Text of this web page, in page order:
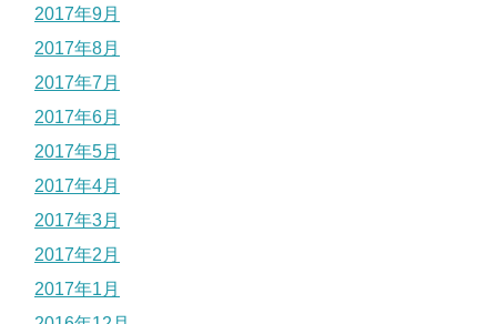
2017年9月
2017年8月
2017年7月
2017年6月
2017年5月
2017年4月
2017年3月
2017年2月
2017年1月